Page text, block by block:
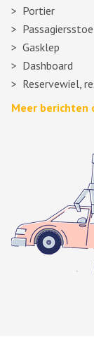
Portier
Gasklep
Dashboard
Reservewiel,
Meer berichten